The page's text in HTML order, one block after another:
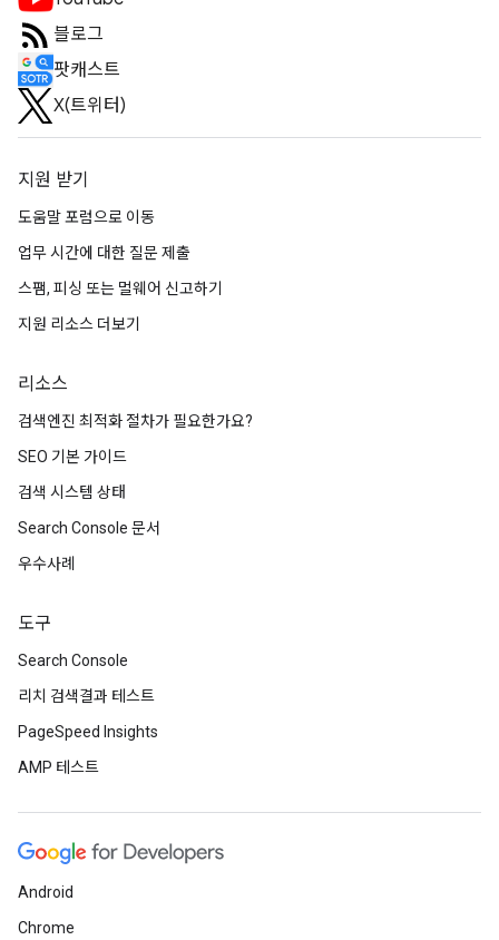
블로그
팟캐스트
X(트위터)
지원 받기
도움말 포럼으로 이동
업무 시간에 대한 질문 제출
스팸, 피싱 또는 멀웨어 신고하기
지원 리소스 더보기
리소스
검색엔진 최적화 절차가 필요한가요?
SEO 기본 가이드
검색 시스템 상태
Search Console 문서
우수사례
도구
Search Console
리치 검색결과 테스트
PageSpeed Insights
AMP 테스트
Android
Chrome